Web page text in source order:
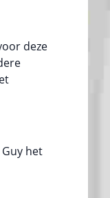
deze
het